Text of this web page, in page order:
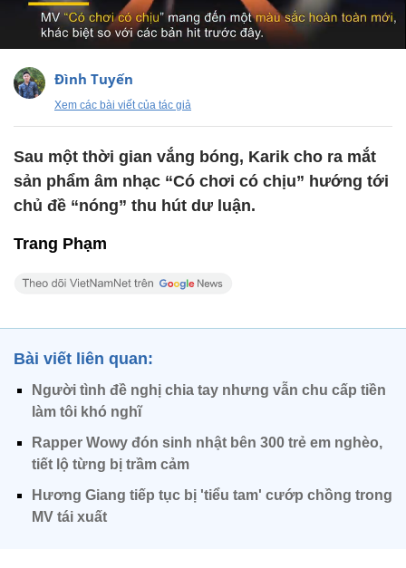
Đình Tuyến
Xem các bài viết của tác giả
Sau một thời gian vắng bóng, Karik cho ra mắt
sản phẩm âm nhạc “Có chơi có chịu” hướng tới
chủ đề “nóng” thu hút dư luận.
Trang Phạm
Bài viết liên quan:
Người tình đề nghị chia tay nhưng vẫn chu cấp tiền
làm tôi khó nghĩ
Rapper Wowy đón sinh nhật bên 300 trẻ em nghèo,
tiết lộ từng bị trầm cảm
Hương Giang tiếp tục bị 'tiểu tam' cướp chồng trong
MV tái xuất